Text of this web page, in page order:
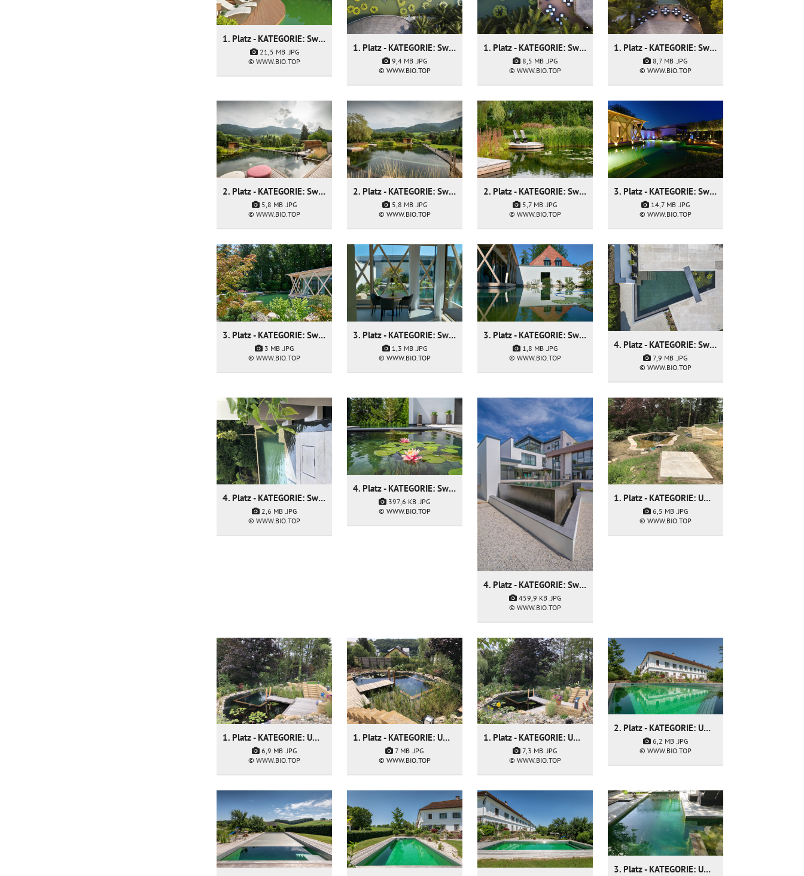
1. Platz - KATEGORIE: Swimming Pond - Firma: T & P Teich und Pool GmbH
21,5 MB .JPG
© WWW.BIO.TOP
1. Platz - KATEGORIE: Swimming Pond - Firma: T & P Teich und Pool GmbH
9,4 MB .JPG
© WWW.BIO.TOP
1. Platz - KATEGORIE: Swimming Pond - Firma: T & P Teich und Pool GmbH
8,5 MB .JPG
© WWW.BIO.TOP
1. Platz - KATEGORIE: Swimming Pond - Firma: T & P Teich und Pool GmbH
8,7 MB .JPG
© WWW.BIO.TOP
2. Platz - KATEGORIE: Swimming Pond - Firma: Fresner Garten und Landschaftsbau GmbH
5,8 MB .JPG
© WWW.BIO.TOP
2. Platz - KATEGORIE: Swimming Pond - Firma: Fresner Garten und Landschaftsbau GmbH
5,8 MB .JPG
© WWW.BIO.TOP
2. Platz - KATEGORIE: Swimming Pond - Firma: Fresner Garten und Landschaftsbau GmbH
5,7 MB .JPG
© WWW.BIO.TOP
3. Platz - KATEGORIE: Swimming Pond - Firma: Fuchs baut Gärten GmbH
14,7 MB .JPG
© WWW.BIO.TOP
3. Platz - KATEGORIE: Swimming Pond - Firma: Fuchs baut Gärten GmbH
3 MB .JPG
© WWW.BIO.TOP
3. Platz - KATEGORIE: Swimming Pond - Firma: Fuchs baut Gärten GmbH
1,3 MB .JPG
© WWW.BIO.TOP
3. Platz - KATEGORIE: Swimming Pond - Firma: Fuchs baut Gärten GmbH
1,8 MB .JPG
© WWW.BIO.TOP
4. Platz - KATEGORIE: Swimming Pond - Firma: Water Artisans
7,9 MB .JPG
© WWW.BIO.TOP
4. Platz - KATEGORIE: Swimming Pond - Firma: Water Artisans
2,6 MB .JPG
© WWW.BIO.TOP
4. Platz - KATEGORIE: Swimming Pond - Firma: Water Artisans
397,6 KB .JPG
© WWW.BIO.TOP
4. Platz - KATEGORIE: Swimming Pond - Firma: Water Artisans
459,9 KB .JPG
© WWW.BIO.TOP
1. Platz - KATEGORIE: Umbau & Sanierung - Firma: My Garden sarl
6,5 MB .JPG
© WWW.BIO.TOP
1. Platz - KATEGORIE: Umbau & Sanierung - Firma: My Garden sarl
6,9 MB .JPG
© WWW.BIO.TOP
1. Platz - KATEGORIE: Umbau & Sanierung - Firma: My Garden sarl
7 MB .JPG
© WWW.BIO.TOP
1. Platz - KATEGORIE: Umbau & Sanierung - Firma: My Garden sarl
7,3 MB .JPG
© WWW.BIO.TOP
2. Platz - KATEGORIE: Umbau & Sanierung - Firma: freiraum* Gartenarchitektur GmbH
6,2 MB .JPG
© WWW.BIO.TOP
3. Platz - KATEGORIE: Umbau & Sanierung - Firma: Roth Gärtner von Eden GmbH